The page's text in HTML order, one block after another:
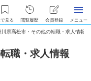
見る 閲覧履歴 会員登録 メニュー
川県高松市・その他の転職・求人情報
職・求人情報